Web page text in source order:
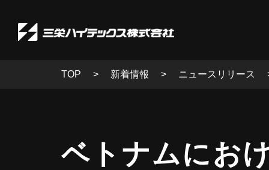
TOP 新着情報 ニュースリリース
ベトナムにお